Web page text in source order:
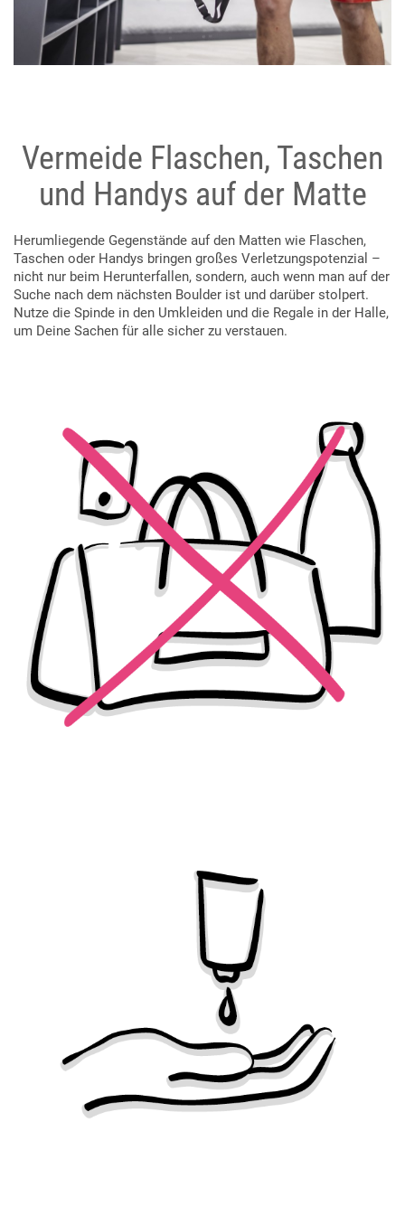
Vermeide Flaschen, Taschen
und Handys auf der Matte
Herumliegende Gegenstände auf den Matten wie Flaschen,
Taschen oder Handys bringen großes Verletzungspotenzial –
nicht nur beim Herunterfallen, sondern, auch wenn man auf der
Suche nach dem nächsten Boulder ist und darüber stolpert.
Nutze die Spinde in den Umkleiden und die Regale in der Halle,
um Deine Sachen für alle sicher zu verstauen.